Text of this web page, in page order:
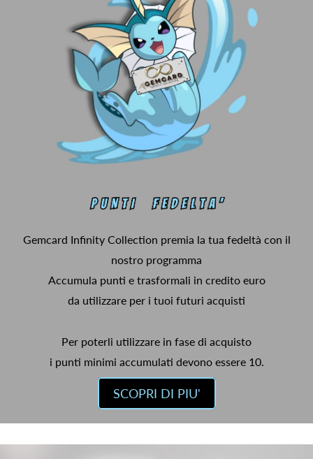
Gemcard Infinity Collection premia la tua fedeltà con il
nostro programma
Accumula punti e trasformali in credito euro
da utilizzare per i tuoi futuri acquisti
Per poterli utilizzare in fase di acquisto
i punti minimi accumulati devono essere 10.
SCOPRI DI PIU'